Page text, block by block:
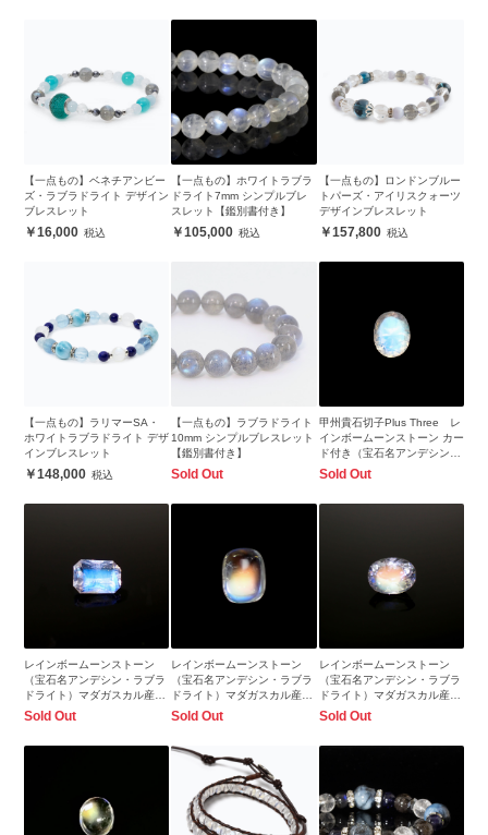
【一点もの】ベネチアンビー
ズ・ラブラドライト デザイン
ブレスレット
16,000
【一点もの】ホワイトラブラ
ドライト7mm シンプルブレ
スレット【鑑別書付き】
105,000
【一点もの】ロンドンブルー
トパーズ・アイリスクォーツ
デザインブレスレット
157,800
【一点もの】ラリマーSA・
ホワイトラブラドライト デザ
インブレスレット
148,000
【一点もの】ラブラドライト
10mm シンプルブレスレット
【鑑別書付き】
Sold Out
甲州貴石切子Plus Three レ
インボームーンストーン カー
ド付き（宝石名アンデシン・
ラブラドライト）インド・ビ
Sold Out
レインボームーンストーン
（宝石名アンデシン・ラブラ
ドライト）マダガスカル産
0.47ct 識別済6.0x4.2mm前後
Sold Out
レインボームーンストーン
（宝石名アンデシン・ラブラ
ドライト）マダガスカル産
0.97ct 識別済7.0x5.4mm前後
Sold Out
レインボームーンストーン
（宝石名アンデシン・ラブラ
ドライト）マダガスカル産
0.51ct 識別済6.0x4.7mm前後
Sold Out